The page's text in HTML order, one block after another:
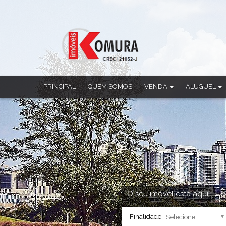
PRINCIPAL QUEM SOMOS VENDA
Casa Comercial
Casa em Condomínio
Chácara
Cobertura Duplex
Imóvel Comercial
Prédio
Sala Comercial
Salão
ALUGUEL
Casa
Casa em
Ponto
Sala
Salão
Sobrado
O seu imóvel está aqui!
Finalidade: